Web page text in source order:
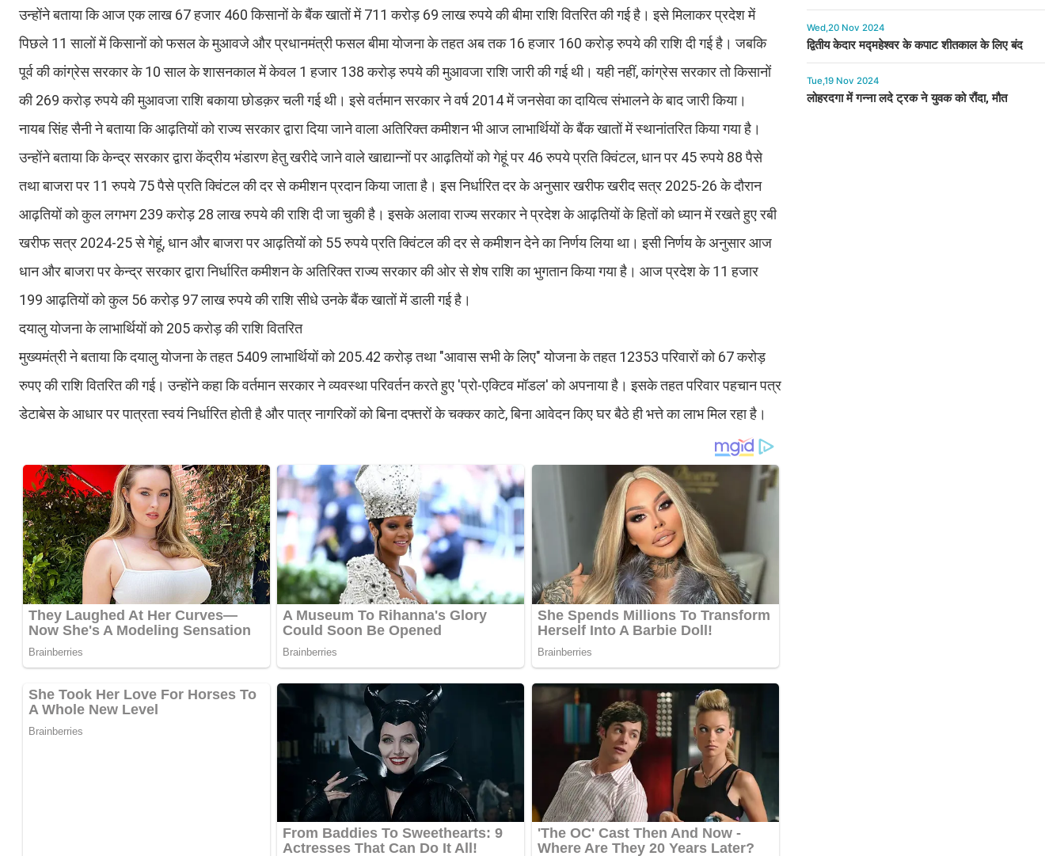
उन्होंने बताया कि आज एक लाख 67 हजार 460 किसानों के बैंक खातों में 711 करोड़ 69 लाख रुपये की बीमा राशि वितरित की गई है। इसे मिलाकर प्रदेश में
पिछले 11 सालों में किसानों को फसल के मुआवजे और प्रधानमंत्री फसल बीमा योजना के तहत अब तक 16 हजार 160 करोड़ रुपये की राशि दी गई है। जबकि
पूर्व की कांग्रेस सरकार के 10 साल के शासनकाल में केवल 1 हजार 138 करोड़ रुपये की मुआवजा राशि जारी की गई थी। यही नहीं, कांग्रेस सरकार तो किसानों
की 269 करोड़ रुपये की मुआवजा राशि बकाया छोडक़र चली गई थी। इसे वर्तमान सरकार ने वर्ष 2014 में जनसेवा का दायित्व संभालने के बाद जारी किया।
नायब सिंह सैनी ने बताया कि आढ़तियों को राज्य सरकार द्वारा दिया जाने वाला अतिरिक्त कमीशन भी आज लाभार्थियों के बैंक खातों में स्थानांतरित किया गया है।
उन्होंने बताया कि केन्द्र सरकार द्वारा केंद्रीय भंडारण हेतु खरीदे जाने वाले खाद्यान्नों पर आढ़तियों को गेहूं पर 46 रुपये प्रति क्विंटल, धान पर 45 रुपये 88 पैसे
तथा बाजरा पर 11 रुपये 75 पैसे प्रति क्विंटल की दर से कमीशन प्रदान किया जाता है। इस निर्धारित दर के अनुसार खरीफ खरीद सत्र 2025-26 के दौरान
आढ़तियों को कुल लगभग 239 करोड़ 28 लाख रुपये की राशि दी जा चुकी है। इसके अलावा राज्य सरकार ने प्रदेश के आढ़तियों के हितों को ध्यान में रखते हुए रबी
खरीफ सत्र 2024-25 से गेहूं, धान और बाजरा पर आढ़तियों को 55 रुपये प्रति क्विंटल की दर से कमीशन देने का निर्णय लिया था। इसी निर्णय के अनुसार आज
धान और बाजरा पर केन्द्र सरकार द्वारा निर्धारित कमीशन के अतिरिक्त राज्य सरकार की ओर से शेष राशि का भुगतान किया गया है। आज प्रदेश के 11 हजार
199 आढ़तियों को कुल 56 करोड़ 97 लाख रुपये की राशि सीधे उनके बैंक खातों में डाली गई है।
दयालु योजना के लाभार्थियों को 205 करोड़ की राशि वितरित
मुख्यमंत्री ने बताया कि दयालु योजना के तहत 5409 लाभार्थियों को 205.42 करोड़ तथा "आवास सभी के लिए" योजना के तहत 12353 परिवारों को 67 करोड़
रुपए की राशि वितरित की गई। उन्होंने कहा कि वर्तमान सरकार ने व्यवस्था परिवर्तन करते हुए 'प्रो-एक्टिव मॉडल' को अपनाया है। इसके तहत परिवार पहचान पत्र
डेटाबेस के आधार पर पात्रता स्वयं निर्धारित होती है और पात्र नागरिकों को बिना दफ्तरों के चक्कर काटे, बिना आवेदन किए घर बैठे ही भत्ते का लाभ मिल रहा है।
Wed,20 Nov 2024
द्वितीय केदार मद्महेश्वर के कपाट शीतकाल के लिए बंद
Tue,19 Nov 2024
लोहरदगा में गन्ना लदे ट्रक ने युवक को रौंदा, मौत